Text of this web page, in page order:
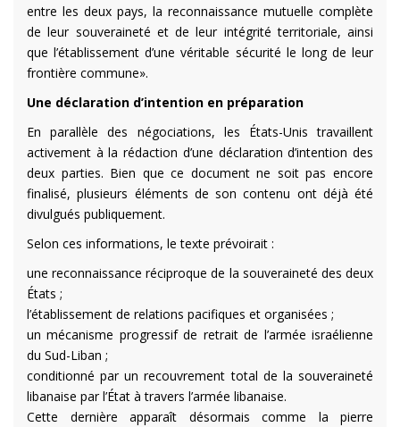
entre les deux pays, la reconnaissance mutuelle complète
de leur souveraineté et de leur intégrité territoriale, ainsi
que l’établissement d’une véritable sécurité le long de leur
frontière commune».
Une déclaration d’intention en préparation
En parallèle des négociations, les États-Unis travaillent
activement à la rédaction d’une déclaration d’intention des
deux parties. Bien que ce document ne soit pas encore
finalisé, plusieurs éléments de son contenu ont déjà été
divulgués publiquement.
Selon ces informations, le texte prévoirait :
une reconnaissance réciproque de la souveraineté des deux
États ;
l’établissement de relations pacifiques et organisées ;
un mécanisme progressif de retrait de l’armée israélienne
du Sud-Liban ;
conditionné par un recouvrement total de la souveraineté
libanaise par l’État à travers l’armée libanaise.
Cette dernière apparaît désormais comme la pierre